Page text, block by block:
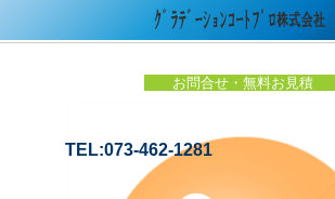
お問合せ・無料お見積
TEL:073-462-1281